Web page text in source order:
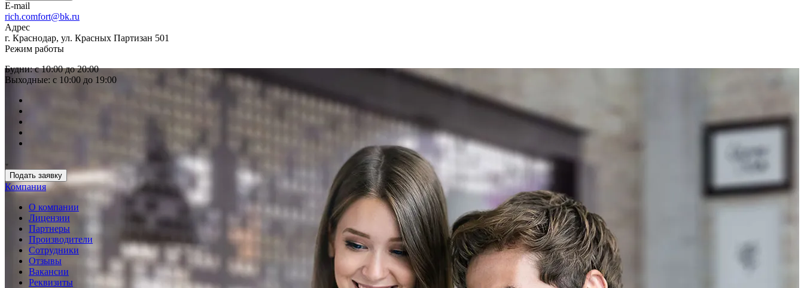
E-mail
rich.comfort@bk.ru
Адрес
г. Краснодар, ул. Красных Партизан 501
Режим работы
Будни: с 10:00 до 20:00
Выходные: с 10:00 до 19:00
Подать заявку
Компания
О компании
Лицензии
Партнеры
Производители
Сотрудники
Отзывы
Вакансии
Реквизиты